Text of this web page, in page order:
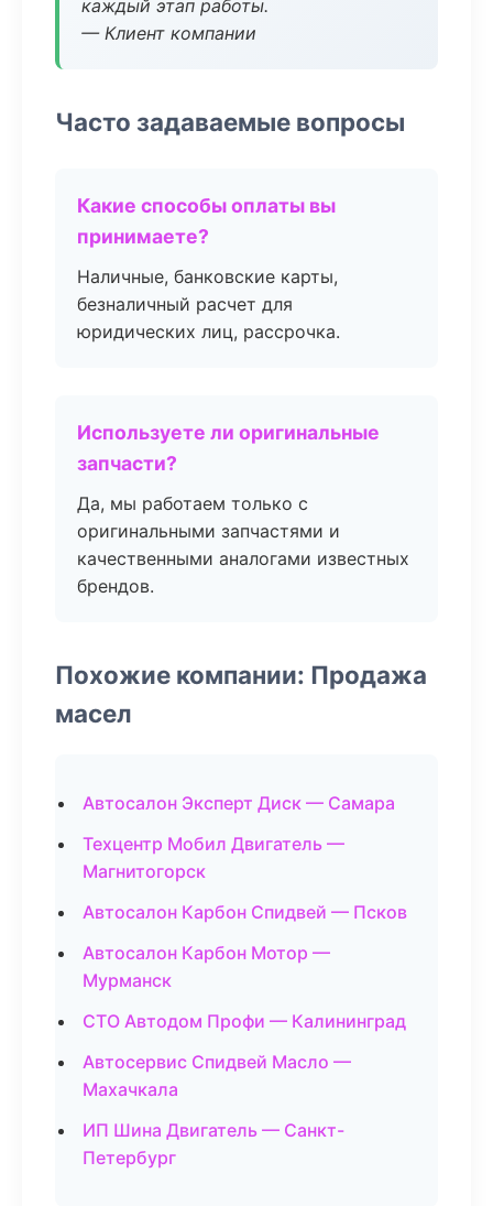
каждый этап работы.
— Клиент компании
Часто задаваемые вопросы
Какие способы оплаты вы
принимаете?
Наличные, банковские карты,
безналичный расчет для
юридических лиц, рассрочка.
Используете ли оригинальные
запчасти?
Да, мы работаем только с
оригинальными запчастями и
качественными аналогами известных
брендов.
Похожие компании: Продажа
масел
Автосалон Эксперт Диск — Самара
Техцентр Мобил Двигатель —
Магнитогорск
Автосалон Карбон Спидвей — Псков
Автосалон Карбон Мотор —
Мурманск
СТО Автодом Профи — Калининград
Автосервис Спидвей Масло —
Махачкала
ИП Шина Двигатель — Санкт-
Петербург